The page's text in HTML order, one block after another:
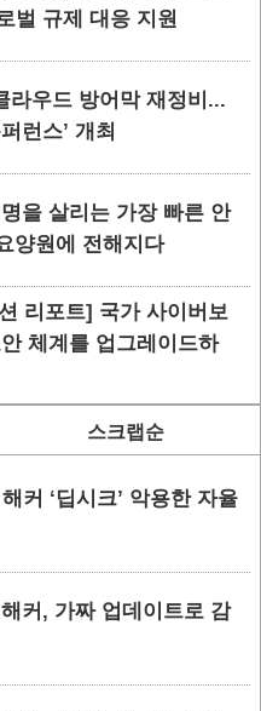
벌 규제 대응 지원
라우드 방어막 재정비...
런스’ 개최
을 살리는 가장 빠른 안
양원에 전해지다
리포트] 국가 사이버보
체계를 업그레이드하
스크랩순
커 ‘딥시크’ 악용한 자율
커, 가짜 업데이트로 감